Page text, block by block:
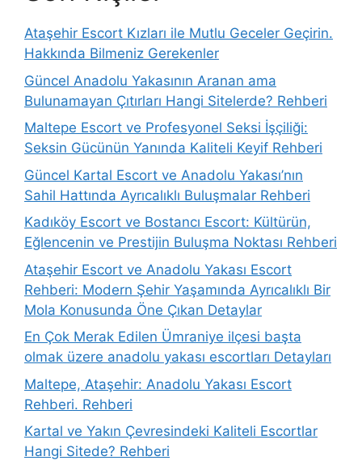
Ataşehir Escort Kızları ile Mutlu Geceler Geçirin.
Hakkında Bilmeniz Gerekenler
Güncel Anadolu Yakasının Aranan ama
Bulunamayan Çıtırları Hangi Sitelerde? Rehberi
Maltepe Escort ve Profesyonel Seksi İşçiliği:
Seksin Gücünün Yanında Kaliteli Keyif Rehberi
Güncel Kartal Escort ve Anadolu Yakası’nın
Sahil Hattında Ayrıcalıklı Buluşmalar Rehberi
Kadıköy Escort ve Bostancı Escort: Kültürün,
Eğlencenin ve Prestijin Buluşma Noktası Rehberi
Ataşehir Escort ve Anadolu Yakası Escort
Rehberi: Modern Şehir Yaşamında Ayrıcalıklı Bir
Mola Konusunda Öne Çıkan Detaylar
En Çok Merak Edilen Ümraniye ilçesi başta
olmak üzere anadolu yakası escortları Detayları
Maltepe, Ataşehir: Anadolu Yakası Escort
Rehberi. Rehberi
Kartal ve Yakın Çevresindeki Kaliteli Escortlar
Hangi Sitede? Rehberi